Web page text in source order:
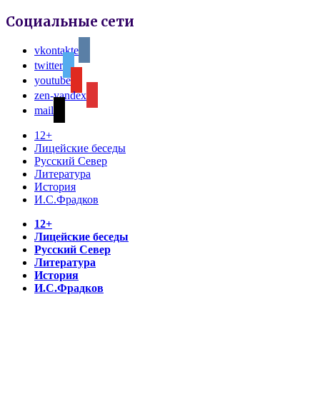
Социальные сети
vkontakte
twitter
youtube
zen-yandex
mail
12+
Лицейские беседы
Русский Север
Литература
История
И.С.Фрадков
12+
Лицейские беседы
Русский Север
Литература
История
И.С.Фрадков